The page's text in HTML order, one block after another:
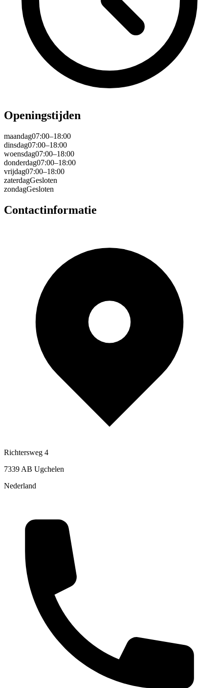
Openingstijden
maandag07:00–18:00
dinsdag07:00–18:00
woensdag07:00–18:00
donderdag07:00–18:00
vrijdag07:00–18:00
zaterdagGesloten
zondagGesloten
Contactinformatie
Richtersweg 4
7339 AB Ugchelen
Nederland